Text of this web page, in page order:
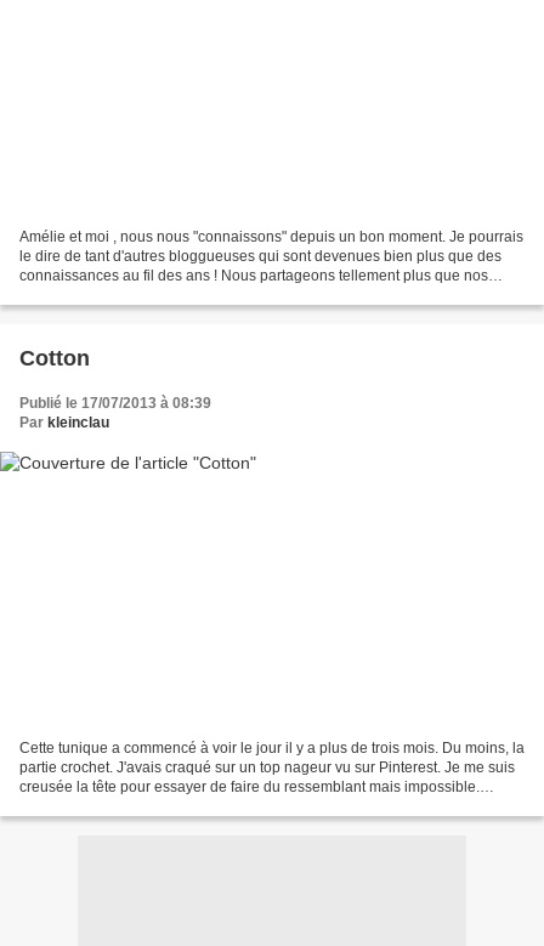
Amélie et moi , nous nous "connaissons" depuis un bon moment. Je pourrais
le dire de tant d'autres bloggueuses qui sont devenues bien plus que des
connaissances au fil des ans ! Nous partageons tellement plus que nos
Cotton
Publié le 17/07/2013 à 08:39
Par kleinclau
Cette tunique a commencé à voir le jour il y a plus de trois mois. Du moins, la
partie crochet. J'avais craqué sur un top nageur vu sur Pinterest. Je me suis
creusée la tête pour essayer de faire du ressemblant mais impossible.